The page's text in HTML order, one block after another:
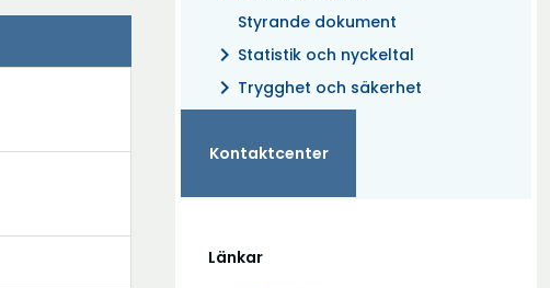
Styrande dokument
chevron_right Statistik och nyckeltal
chevron_right Trygghet och säkerhet
Kontaktcenter
Länkar